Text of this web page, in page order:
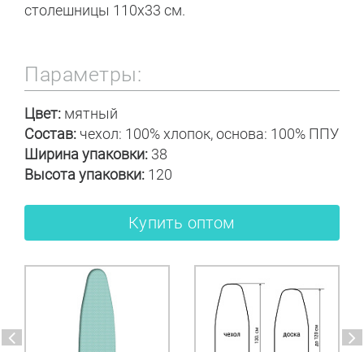
столешницы 110x33 см.
Параметры:
Цвет: мятный
Состав: чехол: 100% хлопок, основа: 100% ППУ
Ширина упаковки: 38
Высота упаковки: 120
Купить оптом